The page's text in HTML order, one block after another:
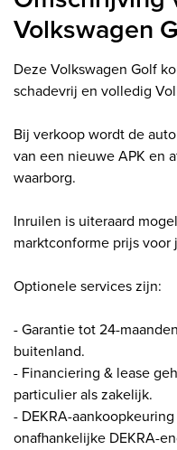
Volkswagen
Deze Volkswagen Golf
schadevrij en volledig
Bij verkoop wordt de
van een nieuwe APK en
waarborg.
Inruilen is uiteraard
marktconforme prijs voor
Optionele services zijn:
- Garantie tot 24-
buitenland.
- Financiering & lease
particulier als zakelijk.
- DEKRA-
onafhankelijke DEKRA-